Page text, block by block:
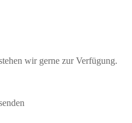
wir gerne zur Verfügung.